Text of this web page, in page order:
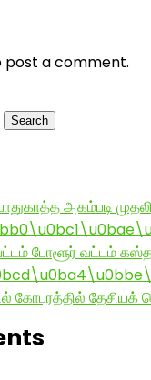
post a comment.
Search
அகம்படி
போளூர் வட்டம்
தேசியக்